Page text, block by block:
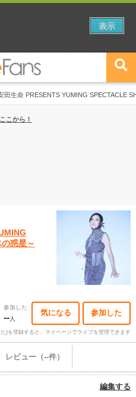
田生命 PRESENTS YUMING SPECTACLE
半期編発表！
こから！
惑星～
参加した
--人
気になる 参加した
)を登録すると、マイページでライブを管理できます
レビュー（--件）
編集する
表示